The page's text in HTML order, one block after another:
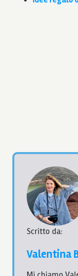
Scritto da:
Valentina